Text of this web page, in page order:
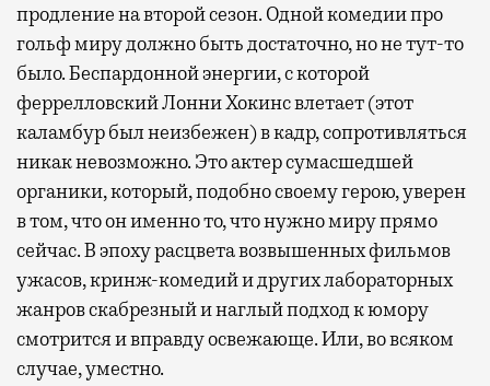
продление на второй сезон. Одной комедии про
гольф миру должно быть достаточно, но не тут-то
было. Беспардонной энергии, с которой
феррелловский Лонни Хокинс влетает (этот
каламбур был неизбежен) в кадр, сопротивляться
никак невозможно. Это актер сумасшедшей
органики, который, подобно своему герою, уверен
в том, что он именно то, что нужно миру прямо
сейчас. В эпоху расцвета возвышенных фильмов
ужасов, кринж-комедий и других лабораторных
жанров скабрезный и наглый подход к юмору
смотрится и вправду освежающе. Или, во всяком
случае, уместно.